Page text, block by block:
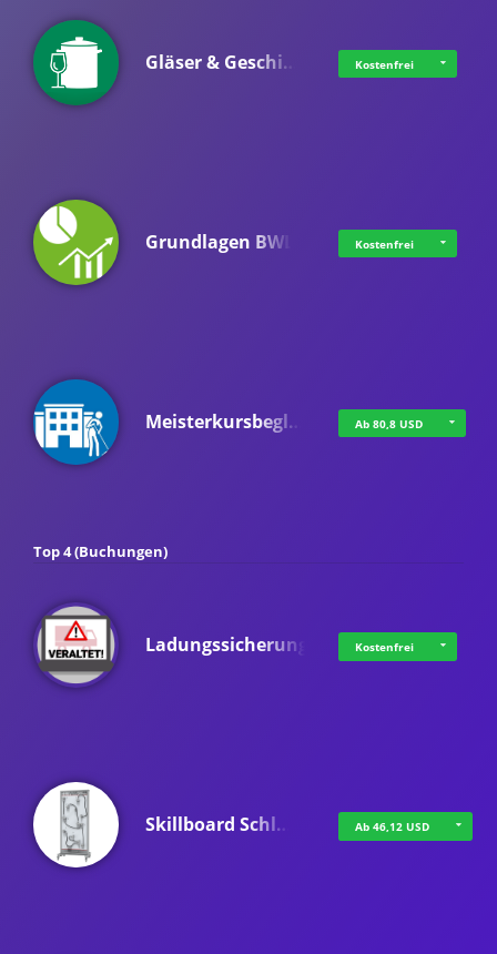
Gläser & Geschi… Kostenfrei
Grundlagen BWL Kostenfrei
Meisterkursbegl… Ab 80,8 USD
Top 4 (Buchungen)
Ladungssicherung Kostenfrei
Skillboard Schl… Ab 46,12 USD